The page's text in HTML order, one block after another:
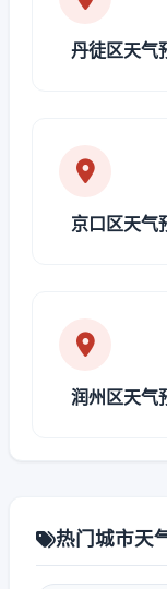
丹徒区天气
京口区天气
润州区天气
热门城市天